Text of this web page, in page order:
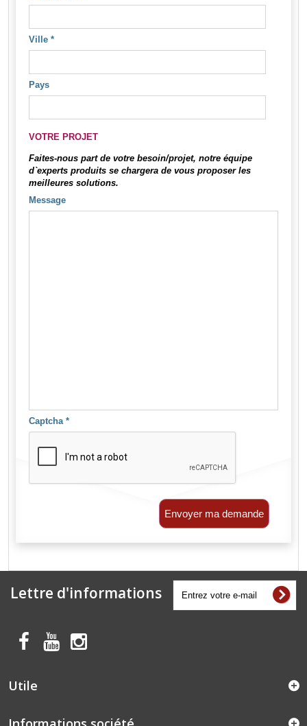
Ville *
Pays
VOTRE PROJET
Faites-nous part de votre besoin/projet, notre équipe
d`experts produits se chargera de vous proposer les
meilleures solutions.
Message
Captcha *
Envoyer ma demande
Lettre d'informations
Utile